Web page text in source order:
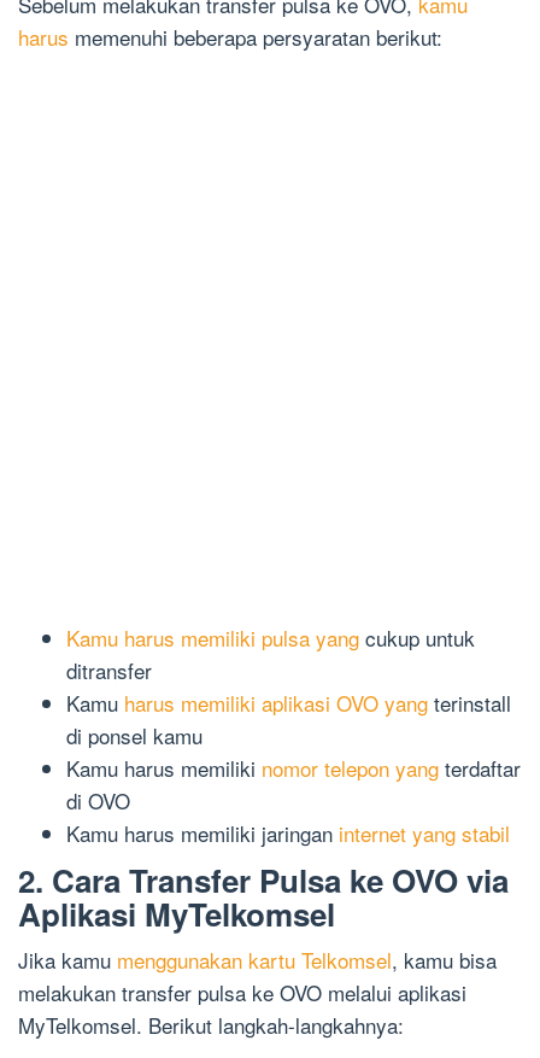
harus memenuhi beberapa persyaratan berikut:
Kamu harus memiliki pulsa yang cukup untuk
ditransfer
Kamu harus memiliki aplikasi OVO yang terinstall
di ponsel kamu
Kamu harus memiliki nomor telepon yang terdaftar
di OVO
Kamu harus memiliki jaringan internet yang stabil
2. Cara Transfer Pulsa ke OVO via
Aplikasi MyTelkomsel
Jika kamu menggunakan kartu Telkomsel, kamu bisa
melakukan transfer pulsa ke OVO melalui aplikasi
MyTelkomsel. Berikut langkah-langkahnya: